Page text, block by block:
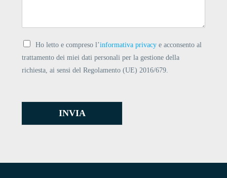
Ho letto e compreso l’informativa privacy e acconsento al
trattamento dei miei dati personali per la gestione della
richiesta, ai sensi del Regolamento (UE) 2016/679.
INVIA